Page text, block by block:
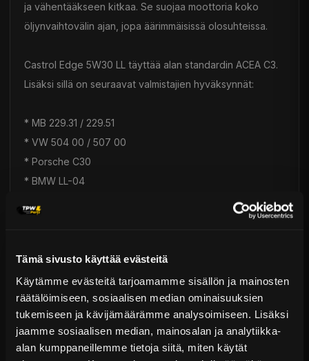
Tämä sivusto käyttää evästeitä
Käytämme evästeitä tarjoamamme sisällön ja mainosten
räätälöimiseen, sosiaalisen median ominaisuuksien
tukemiseen ja kävijämäärämme analysoimiseen. Lisäksi
jaamme sosiaalisen median, mainosalan ja analytiikka-
alan kumppaneillemme tietoja siitä, miten käytät
ja vähentääkseen kitkaa. Se suojaa moottoria koko
öljynvaihtovälin ajan, jopa äärimmäisissä olosuhteissa.
Castrol Edge 5W30 LL täyttää alan standardin ACEA C3.
Lisäksi sillä on seuraavat valmistajien hyväksynnät:
* MB 229.31 / 229.51
* VW 504 00 / 507 00
* Porsche C30
* BMW LL-04
Kaupan sijainnissa olevat tuotteet 1–3 arkipäivässä
Päävaraston tuotteet 7 arkipäivässä
Jälkitoimitustuotteet noin 20 arkipäivässä
Ilmainen toimitus yli 300 € tilauksiin
14 päivän palautusoikeus
Tekniset kysymykset
Sähköposti:asiakaspalvelu@tpwparts.com
Puhelin:+358 449011828
Nesteet